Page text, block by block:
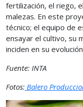
fertilización, el riego,
malezas. En este
técnico; el equipo de
ensayar el cultivo, su
inciden en su
Fuente: INTA
Fotos: Balero